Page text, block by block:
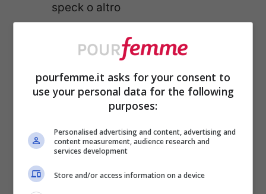
speck o altro
spolverare
Pepe q.b.
Formaggio a fette spesse q.b. per
creare le stelline
COME SI PREPARANO GLI
ALBERELLI RUSTICI CON
pourfemme.it asks for your consent to
use your personal data for the following
purposes:
Personalised advertising and content, advertising and
content measurement, audience research and
services development
Store and/or access information on a device